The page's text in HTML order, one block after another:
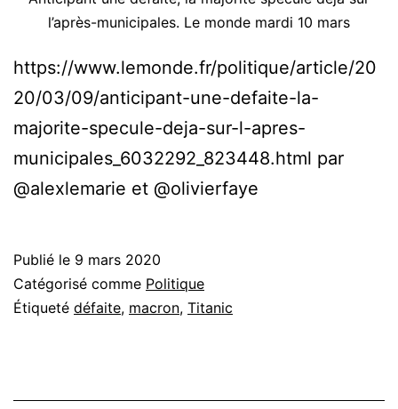
l’après-municipales. Le monde mardi 10 mars
https://www.lemonde.fr/politique/article/20
20/03/09/anticipant-une-defaite-la-
majorite-specule-deja-sur-l-apres-
municipales_6032292_823448.html par
@alexlemarie et @olivierfaye
Publié le 9 mars 2020
Catégorisé comme Politique
Étiqueté défaite, macron, Titanic